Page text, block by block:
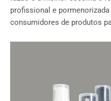
profissional e
consumidores de produtos